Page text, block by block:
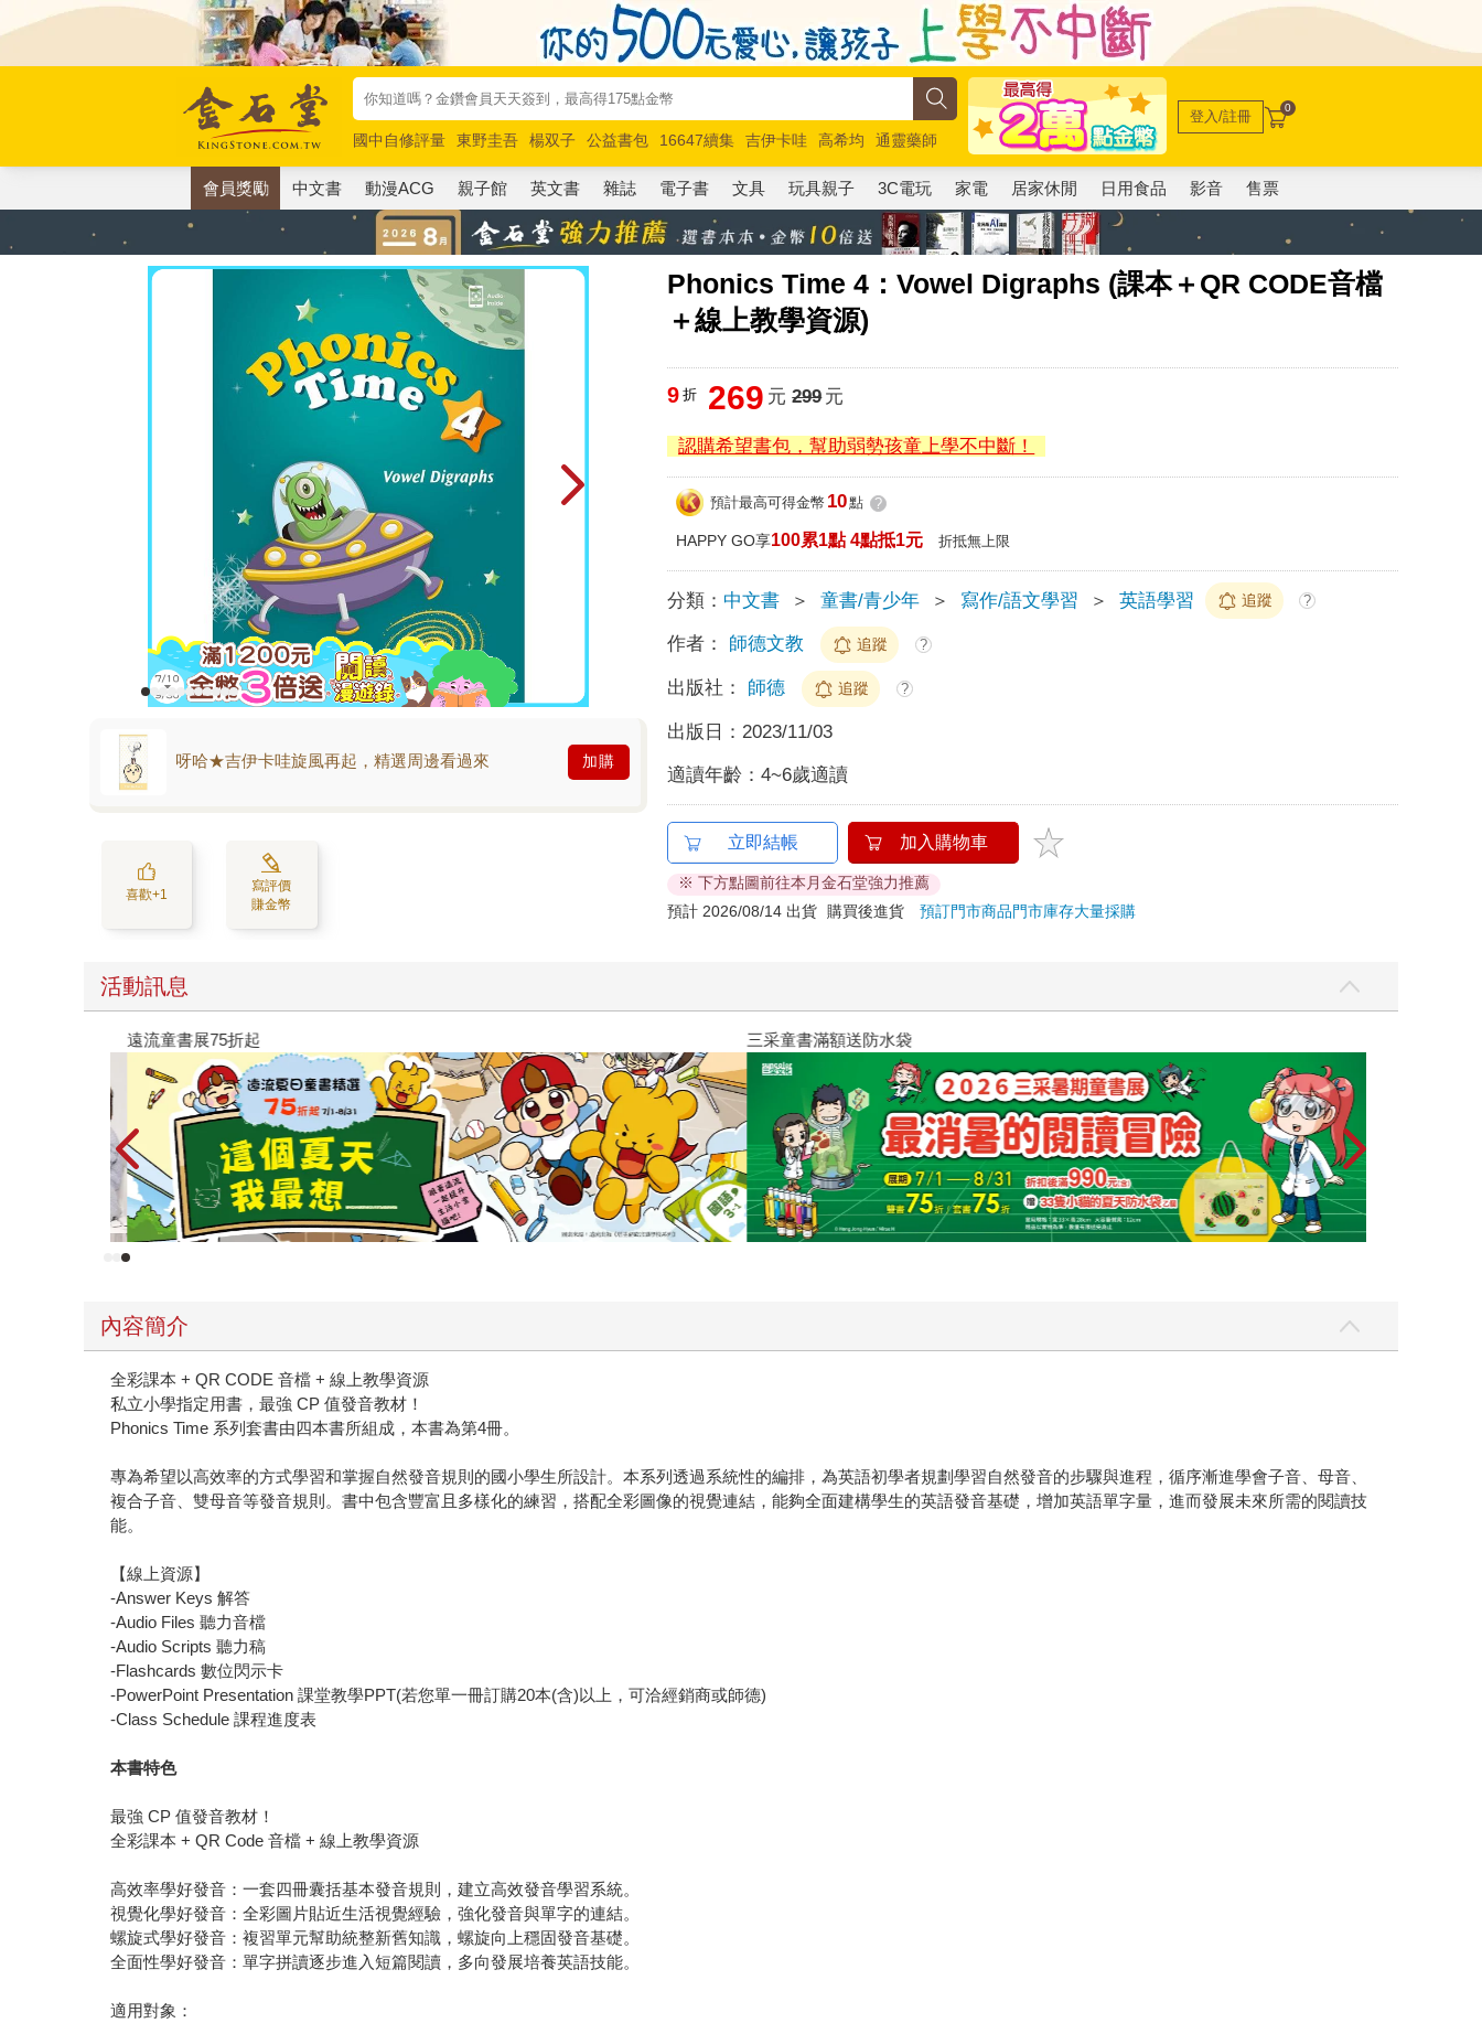
國中自修評量 東野圭吾 楊双子 公益書包 16647續集 吉伊卡哇 高希均
通靈藥師
唯紅花綻放
奧德賽 路邊攤新作 馬斯克 玩具總動員5 超慢跑
登入/註冊 0
會員獎勵 中文書 動漫ACG 親子館 英文書 雜誌 電子書 文具 玩具親子 3C電玩 家電 居家休閒 日用食品 影音 售票
Phonics Time 4：Vowel Digraphs (課本＋QR CODE音檔
＋線上教學資源)
呀哈★吉伊卡哇旋風再起，精選周邊看過來 加購
喜歡+1
寫評價
賺金幣
9 折 269 元 299元
認購希望書包，幫助弱勢孩童上學不中斷！
預計最高可得金幣 10點 ?
HAPPY GO享100累1點 4點抵1元 折抵無上限
分類： 中文書 ＞ 童書/青少年 ＞ 寫作/語文學習 ＞ 英語學習 追蹤 ?
作者： 師德文教 追蹤 ?
出版社： 師德 追蹤 ?
出版日： 2023/11/03
適讀年齡：4~6歲適讀
立即結帳 加入購物車
※ 下方點圖前往本月金石堂強力推薦
預計 2026/08/14 出貨
購買後進貨預訂門市商品門市庫存大量採購
活動訊息
遠流童書展75折起 三采童書滿額送防水袋
內容簡介
全彩課本 + QR CODE 音檔 + 線上教學資源
私立小學指定用書，最強 CP 值發音教材！
Phonics Time 系列套書由四本書所組成，本書為第4冊。
專為希望以高效率的方式學習和掌握自然發音規則的國小學生所設計。本系列透過系統性的編排，為英語初學者規劃學習自然發音的步驟與進程，循序漸進學會子音、母音、
複合子音、雙母音等發音規則。書中包含豐富且多樣化的練習，搭配全彩圖像的視覺連結，能夠全面建構學生的英語發音基礎，增加英語單字量，進而發展未來所需的閱讀技
能。
【線上資源】
-Answer Keys 解答
-Audio Files 聽力音檔
-Audio Scripts 聽力稿
-Flashcards 數位閃示卡
-PowerPoint Presentation 課堂教學PPT(若您單一冊訂購20本(含)以上，可洽經銷商或師德)
-Class Schedule 課程進度表
本書特色
最強 CP 值發音教材！
全彩課本 + QR Code 音檔 + 線上教學資源
高效率學好發音：一套四冊囊括基本發音規則，建立高效發音學習系統。
視覺化學好發音：全彩圖片貼近生活視覺經驗，強化發音與單字的連結。
螺旋式學好發音：複習單元幫助統整新舊知識，螺旋向上穩固發音基礎。
全面性學好發音：單字拼讀逐步進入短篇閱讀，多向發展培養英語技能。
適用對象：